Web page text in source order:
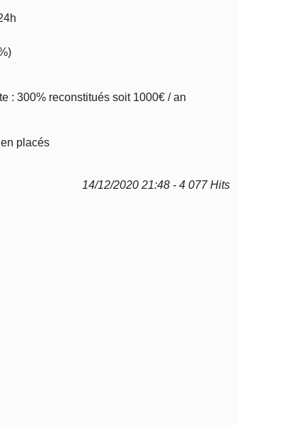
: 300% reconstitués soit 1000€ / an
placés
14/12/2020 21:48 - 4 077 Hits